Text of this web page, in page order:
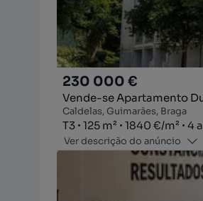
230 000 €
Vende-se Apartamento
Caldelas, Guimarães, Braga
Tipologia
T3
Zona125 m²
Preço por metro quadrado
1840 €/m²
Andar 4
Ver descrição do anúncio